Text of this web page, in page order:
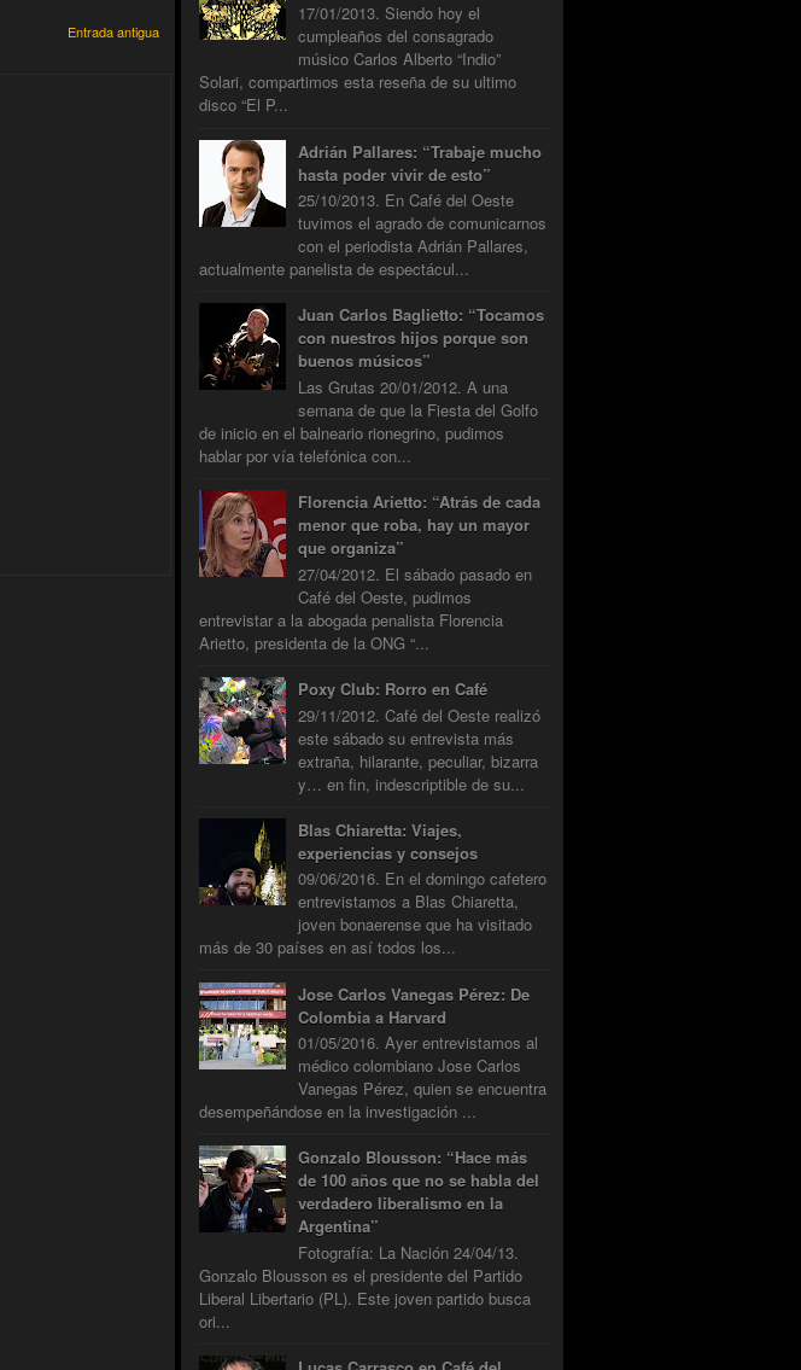
Entrada antigua
17/01/2013. Siendo hoy el
cumpleaños del consagrado
músico Carlos Alberto “Indio”
Solari, compartimos esta reseña de su ultimo
disco “El P...
Adrián Pallares: “Trabaje mucho
hasta poder vivir de esto”
25/10/2013. En Café del Oeste
tuvimos el agrado de comunicarnos
con el periodista Adrián Pallares,
actualmente panelista de espectácul...
Juan Carlos Baglietto: “Tocamos
con nuestros hijos porque son
buenos músicos”
Las Grutas 20/01/2012. A una
semana de que la Fiesta del Golfo
de inicio en el balneario rionegrino, pudimos
hablar por vía telefónica con...
Florencia Arietto: “Atrás de cada
menor que roba, hay un mayor
que organiza”
27/04/2012. El sábado pasado en
Café del Oeste, pudimos
entrevistar a la abogada penalista Florencia
Arietto, presidenta de la ONG “...
Poxy Club: Rorro en Café
29/11/2012. Café del Oeste realizó
este sábado su entrevista más
extraña, hilarante, peculiar, bizarra
y… en fin, indescriptible de su...
Blas Chiaretta: Viajes,
experiencias y consejos
09/06/2016. En el domingo cafetero
entrevistamos a Blas Chiaretta,
joven bonaerense que ha visitado
más de 30 países en así todos los...
Jose Carlos Vanegas Pérez: De
Colombia a Harvard
01/05/2016. Ayer entrevistamos al
médico colombiano Jose Carlos
Vanegas Pérez, quien se encuentra
desempeñándose en la investigación ...
Gonzalo Blousson: “Hace más
de 100 años que no se habla del
verdadero liberalismo en la
Argentina”
Fotografía: La Nación 24/04/13.
Gonzalo Blousson es el presidente del Partido
Liberal Libertario (PL). Este joven partido busca
ori...